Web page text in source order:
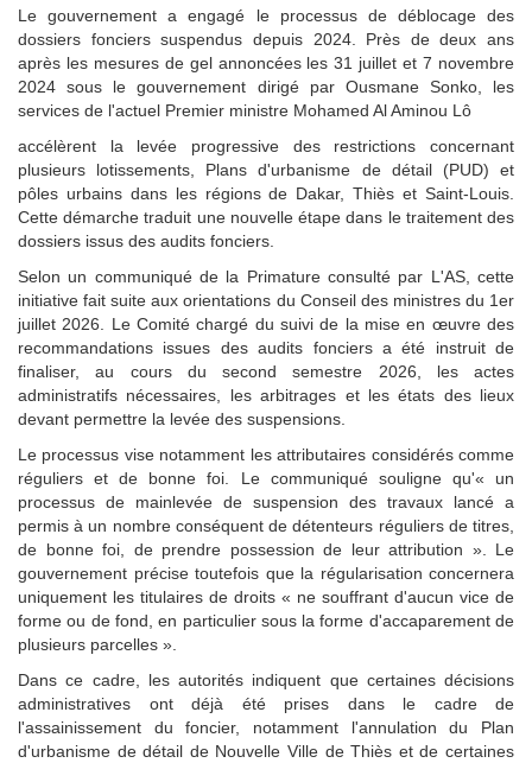
Le gouvernement a engagé le processus de déblocage des
dossiers fonciers suspendus depuis 2024. Près de deux ans
après les mesures de gel annoncées les 31 juillet et 7 novembre
2024 sous le gouvernement dirigé par Ousmane Sonko, les
services de l'actuel Premier ministre Mohamed Al Aminou Lô
accélèrent la levée progressive des restrictions concernant
plusieurs lotissements, Plans d'urbanisme de détail (PUD) et
pôles urbains dans les régions de Dakar, Thiès et Saint-Louis.
Cette démarche traduit une nouvelle étape dans le traitement des
dossiers issus des audits fonciers.
Selon un communiqué de la Primature consulté par L'AS, cette
initiative fait suite aux orientations du Conseil des ministres du 1er
juillet 2026. Le Comité chargé du suivi de la mise en œuvre des
recommandations issues des audits fonciers a été instruit de
finaliser, au cours du second semestre 2026, les actes
administratifs nécessaires, les arbitrages et les états des lieux
devant permettre la levée des suspensions.
Le processus vise notamment les attributaires considérés comme
réguliers et de bonne foi. Le communiqué souligne qu'« un
processus de mainlevée de suspension des travaux lancé a
permis à un nombre conséquent de détenteurs réguliers de titres,
de bonne foi, de prendre possession de leur attribution ». Le
gouvernement précise toutefois que la régularisation concernera
uniquement les titulaires de droits « ne souffrant d'aucun vice de
forme ou de fond, en particulier sous la forme d'accaparement de
plusieurs parcelles ».
Dans ce cadre, les autorités indiquent que certaines décisions
administratives ont déjà été prises dans le cadre de
l'assainissement du foncier, notamment l'annulation du Plan
d'urbanisme de détail de Nouvelle Ville de Thiès et de certaines